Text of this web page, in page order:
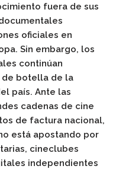
fuera de sus
oficiales en
Sin embargo, los
continúan
botella de la
país. Ante las
cadenas de cine
de factura nacional,
está apostando por
cineclubes
independientes